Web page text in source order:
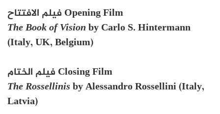
Opening Film فيلم الافتتاح
The Book of Visionby Carlo S. Hintermann
(Italy, UK, Belgium)
Closing Film فيلم الختام
The Rossellinisby Alessandro Rossellini (Italy,
Latvia)